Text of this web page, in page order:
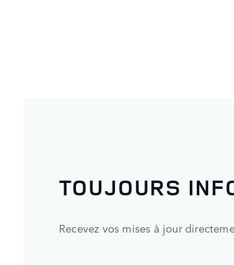
TOUJOURS
Recevez vos mises à jour